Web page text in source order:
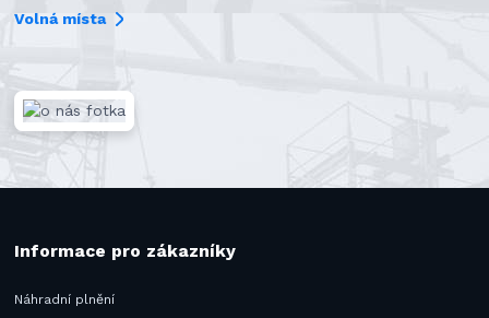
Volná místa
Informace pro zákazníky
Náhradní plnění